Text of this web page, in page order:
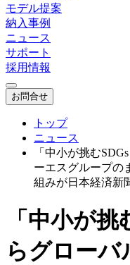
モデル提案
納入事例
ニュース
サポート
採用情報
お問合せ
トップ
ニュース
「中小が挑む
ーエスグループの
組みが日本経済新
「中小が
らグローバ